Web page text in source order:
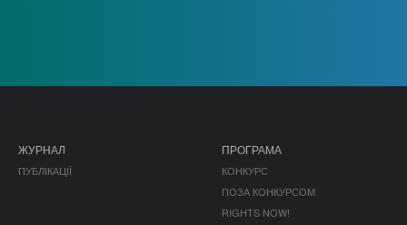
ЖУРНАЛ
ПУБЛІКАЦІЇ
ПРОГРАМА
КОНКУРС
ПОЗА КОНКУРСОМ
RIGHTS NOW!